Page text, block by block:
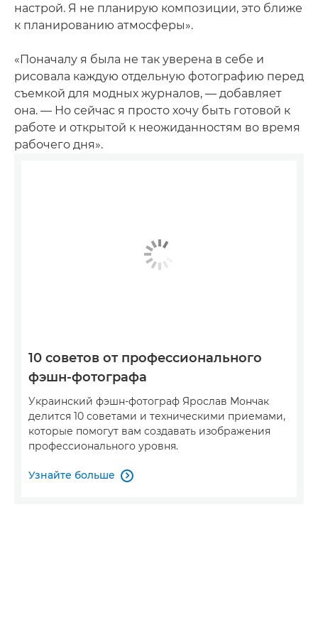
настрой. Я не планирую композиции, это ближе
к планированию атмосферы».
«Поначалу я была не так уверена в себе и
рисовала каждую отдельную фотографию перед
съемкой для модных журналов, — добавляет
она. — Но сейчас я просто хочу быть готовой к
работе и открытой к неожиданностям во время
рабочего дня».
10 советов от профессионального
фэшн-фотографа
Украинский фэшн-фотограф Ярослав Мончак
делится 10 советами и техническими приемами,
которые помогут вам создавать изображения
профессионального уровня.
Узнайте больше 